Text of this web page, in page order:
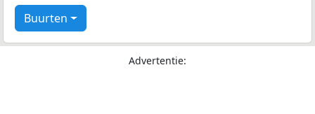
Buurten
Advertentie: